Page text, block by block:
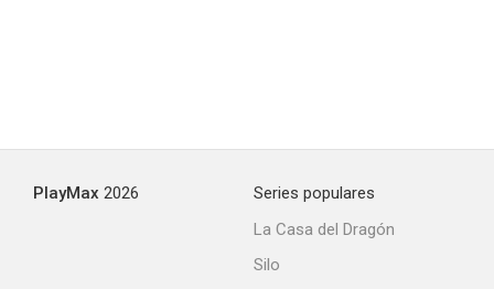
PlayMax 2026
Series populares
La Casa del Dragón
Silo